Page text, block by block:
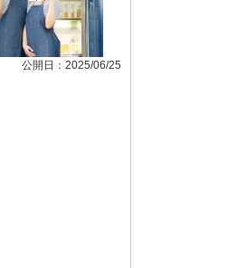
公開日：2025/06/25